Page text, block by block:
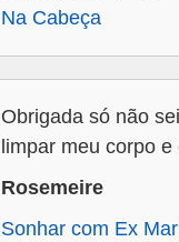
Na Cabeça
Obrigada só não
limpar meu corpo
Rosemeire
Sonhar com Ex